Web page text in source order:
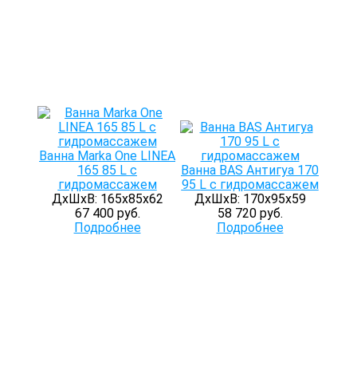
Ванна Marka One LINEA
165 85 L с
гидромассажем
ДхШхВ: 165х85х62
67 400 руб.
Подробнее
Ванна BAS Антигуа 170
95 L с гидромассажем
ДхШхВ: 170х95х59
58 720 руб.
Подробнее